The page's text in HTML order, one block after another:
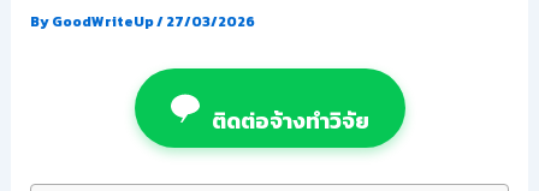
ByGoodWriteUp/27/03/2026
ติดต่อจ้างทำวิจัย